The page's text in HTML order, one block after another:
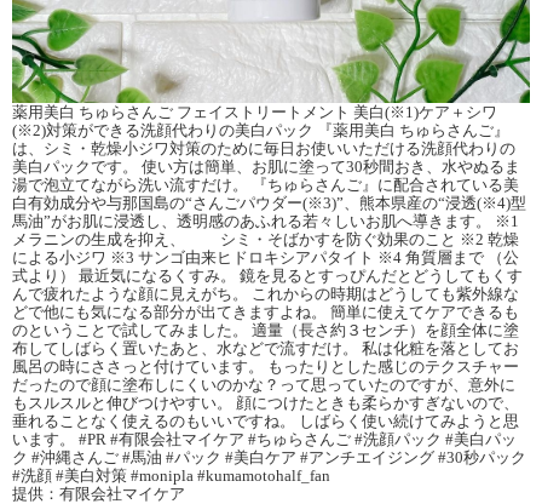
薬用美白 ちゅらさんご フェイストリートメント 美白(※1)ケア＋シワ
(※2)対策ができる洗顔代わりの美白パック 『薬用美白 ちゅらさんご』
は、シミ・乾燥小ジワ対策のために毎日お使いいただける洗顔代わりの
美白パックです。 使い方は簡単、お肌に塗って30秒間おき、水やぬるま
湯で泡立てながら洗い流すだけ。 『ちゅらさんご』に配合されている美
白有効成分や与那国島の“さんごパウダー(※3)”、熊本県産の“浸透(※4)型
馬油”がお肌に浸透し、透明感のあふれる若々しいお肌へ導きます。 ※1
メラニンの生成を抑え、 シミ・そばかすを防ぐ効果のこと ※2 乾燥
による小ジワ ※3 サンゴ由来ヒドロキシアパタイト ※4 角質層まで （公
式より） 最近気になるくすみ。 鏡を見るとすっぴんだとどうしてもくす
んで疲れたような顔に見えがち。 これからの時期はどうしても紫外線な
どで他にも気になる部分が出てきますよね。 簡単に使えてケアできるも
のということで試してみました。 適量（長さ約３センチ）を顔全体に塗
布してしばらく置いたあと、水などで流すだけ。 私は化粧を落としてお
風呂の時にささっと付けています。 もったりとした感じのテクスチャー
だったので顔に塗布しにくいのかな？って思っていたのですが、意外に
もスルスルと伸びつけやすい。 顔につけたときも柔らかすぎないので、
垂れることなく使えるのもいいですね。 しばらく使い続けてみようと思
います。 #PR #有限会社マイケア #ちゅらさんご #洗顔パック #美白パッ
ク #沖縄さんご #馬油 #パック #美白ケア #アンチエイジング #30秒パック
#洗顔 #美白対策 #monipla #kumamotohalf_fan
提供：有限会社マイケア